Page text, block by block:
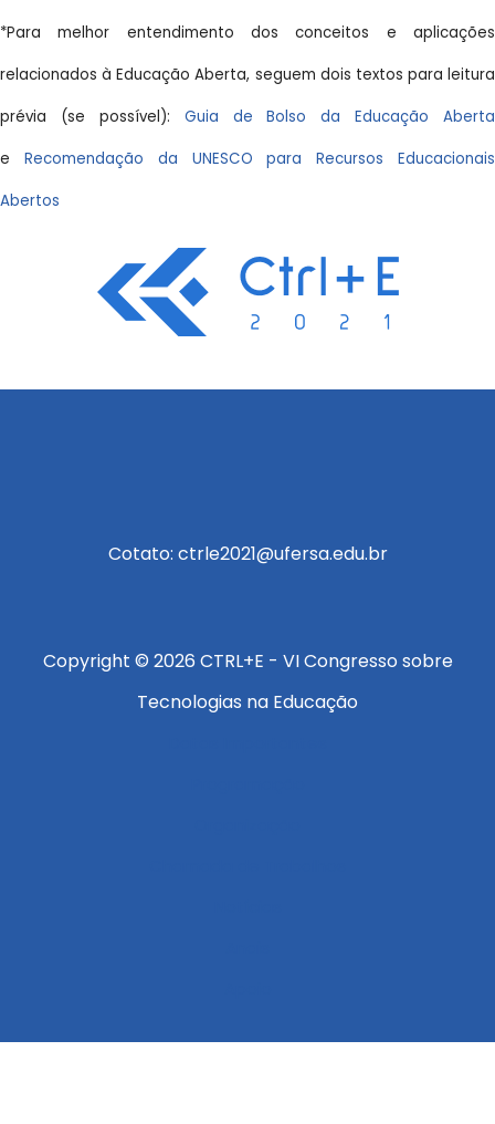
*Para melhor entendimento dos conceitos e aplicações
relacionados à Educação Aberta, seguem dois textos para leitura
prévia (se possível): Guia de Bolso da Educação Aberta
e Recomendação da UNESCO para Recursos Educacionais
Abertos
Cotato: ctrle2021@ufersa.edu.br
Copyright © 2026 CTRL+E - VI Congresso sobre
Tecnologias na Educação